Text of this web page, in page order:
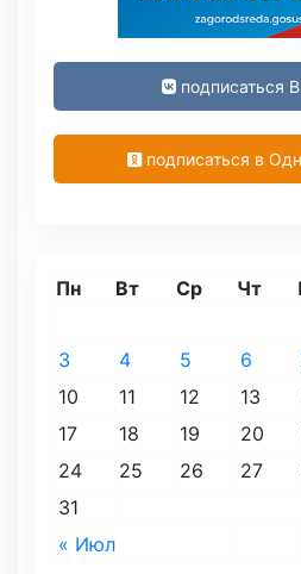
подписаться
подписаться в
Пн Вт Ср Чт
« Июл
3
4 5 6
10
11 12 13
17
18 19 20
24
25 26 27
31